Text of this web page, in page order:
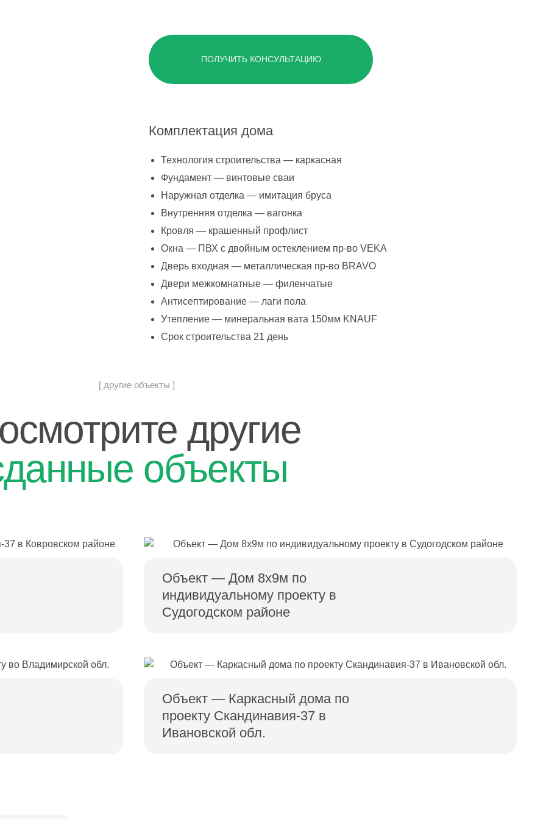
ул. Куйбышева, д.24А
ПОЛУЧИТЬ КОНСУЛЬТАЦИЮ
Комплектация дома
Технология строительства — каркасная
Фундамент — винтовые сваи
Наружная отделка — имитация бруса
Внутренняя отделка — вагонка
Кровля — крашенный профлист
Окна — ПВХ с двойным остеклением пр-во VEKA
Дверь входная — металлическая пр-во BRAVO
Двери межкомнатные — филенчатые
Антисептирование — лаги пола
Утепление — минеральная вата 150мм KNAUF
Срок строительства 21 день
[ другие объекты ]
другие
объекты
Объект — Дом 8х9м по
индивидуальному проекту в
Судогодском районе
Объект — Каркасный дома по
проекту Скандинавия-37 в
Ивановской обл.